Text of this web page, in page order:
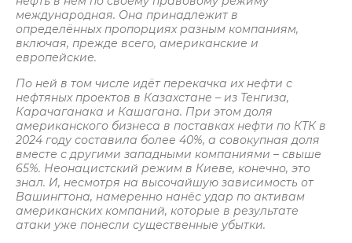
международная. Она принадлежит в
определённых пропорциях разным компаниям,
включая, прежде всего, американские и
европейские.
По ней в том числе идёт перекачка их нефти с
нефтяных проектов в Казахстане – из Тенгиза,
Карачаганака и Кашагана. При этом доля
американского бизнеса в поставках нефти по КТК в
2024 году составила более 40%, а совокупная доля
вместе с другими западными компаниями – свыше
65%. Неонацистский режим в Киеве, конечно, это
знал. И, несмотря на высочайшую зависимость от
Вашингтона, намеренно нанёс удар по активам
американских компаний, которые в результате
атаки уже понесли существенные убытки.